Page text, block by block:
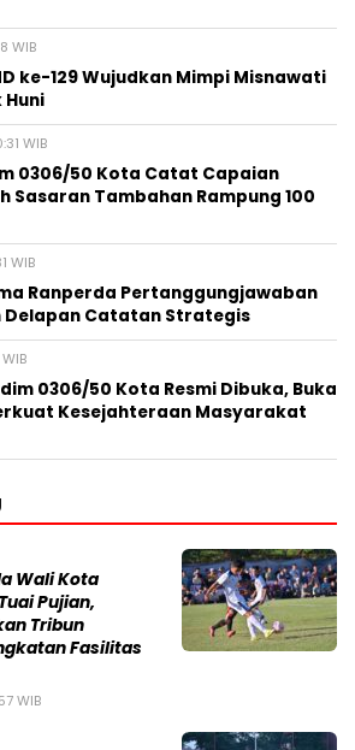
WIB
ke-129 Wujudkan Mimpi Misnawati
Huni
WIB
0306/50 Kota Catat Capaian
Sasaran Tambahan Rampung 100
WIB
Ranperda Pertanggungjawaban
Delapan Catatan Strategis
0306/50 Kota Resmi Dibuka, Buka
Kesejahteraan Masyarakat
Wali Kota
Pujian,
Tribun
Fasilitas
WIB